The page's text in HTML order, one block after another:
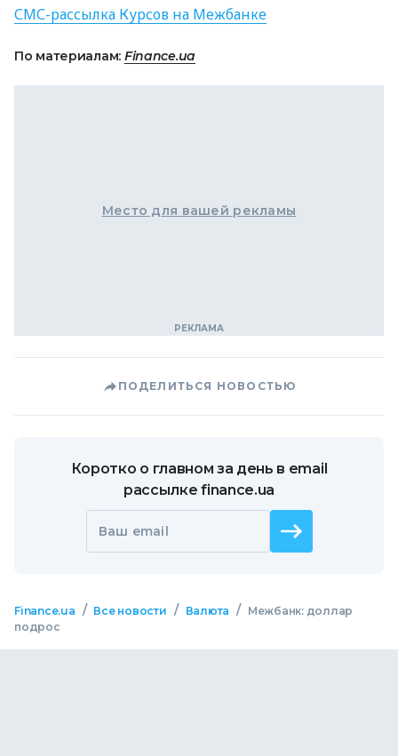
СМС-рассылка Курсов на Межбанке
По материалам: Finance.ua
Место для вашей рекламы
ПОДЕЛИТЬСЯ НОВОСТЬЮ
Коротко о главном за день в email
рассылке finance.ua
Ваш email
Finance.ua / Все новости / Валюта /
Межбанк: доллар
подрос